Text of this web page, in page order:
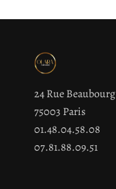
24 Rue Beaubourg
75003 Paris
01.48.04.58.08
07.81.88.09.51